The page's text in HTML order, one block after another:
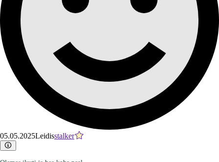
05.05.2025Leidisstalker